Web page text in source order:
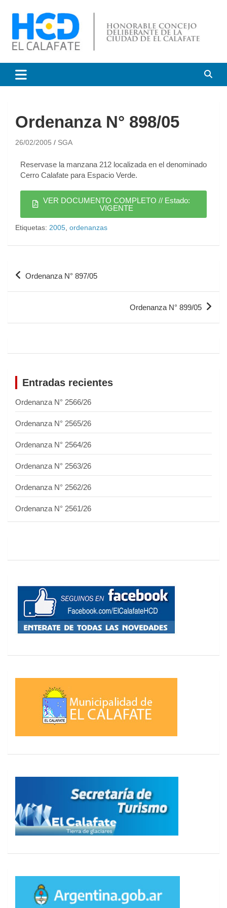
Honorable Concejo
Deliberante de El Calafate
Ordenanza N° 898/05
26/02/2005 SGA
Reservase la manzana 212 localizada en el denominado
Cerro Calafate para Espacio Verde.
VER DOCUMENTO COMPLETO // Estado:
VIGENTE
Etiquetas: 2005 ordenanzas
Ordenanza N° 897/05
Ordenanza N° 899/05
Entradas recientes
Ordenanza N° 2566/26
Ordenanza N° 2565/26
Ordenanza N° 2564/26
Ordenanza N° 2563/26
Ordenanza N° 2562/26
Ordenanza N° 2561/26